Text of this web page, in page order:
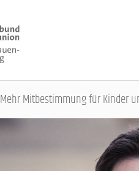
Mehr Mitbestimmung für Kinder